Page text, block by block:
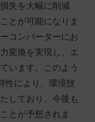
失を大幅に削減
とが可能になりま
コンバーターにお
変換を実現し、エ
います。このよう
性により、環境技
しており、今後も
とが予想されま